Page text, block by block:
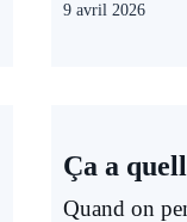
9 avril 2026
Ça a
Quand on